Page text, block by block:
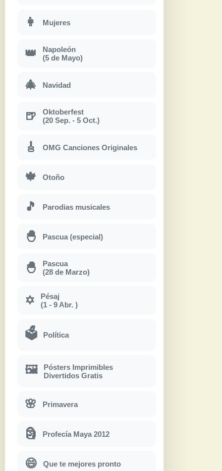
👩 Mujeres
👑
Napoleón
(5 de Mayo)
🎄 Navidad
🍺
Oktoberfest
(20 Sep. - 5 Oct.)
🎸 OMG Canciones Originales
🍁 Otoño
🎵 Parodias musicales
🐣 Pascua (especial)
🐣
Pascua
(28 de Marzo)
✡
Pésaj
(1 - 9 Abr. )
🗳 Política
🖼
Pósters Imprimibles
Divertidos Gratis
🌸 Primavera
🗿 Profecía Maya 2012
😄 Que te mejores pronto